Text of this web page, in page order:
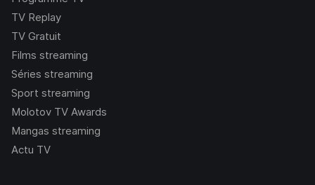
TV Replay
TV Gratuit
Films streaming
Séries streaming
Sport streaming
Molotov TV Awards
Mangas streaming
Actu TV